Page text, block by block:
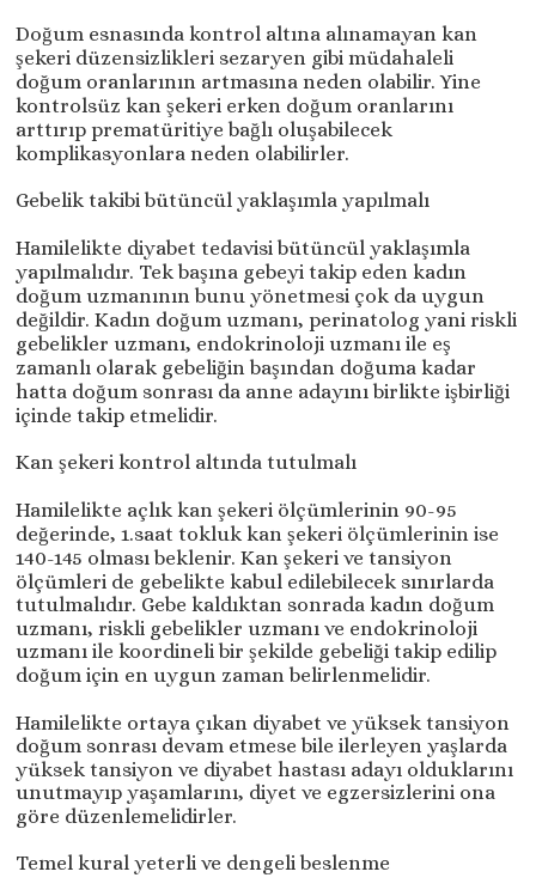
Doğum esnasında kontrol altına alınamayan kan
şekeri düzensizlikleri sezaryen gibi müdahaleli
doğum oranlarının artmasına neden olabilir. Yine
kontrolsüz kan şekeri erken doğum oranlarını
arttırıp prematüritiye bağlı oluşabilecek
komplikasyonlara neden olabilirler.
Gebelik takibi bütüncül yaklaşımla yapılmalı
Hamilelikte diyabet tedavisi bütüncül yaklaşımla
yapılmalıdır. Tek başına gebeyi takip eden kadın
doğum uzmanının bunu yönetmesi çok da uygun
değildir. Kadın doğum uzmanı, perinatolog yani riskli
gebelikler uzmanı, endokrinoloji uzmanı ile eş
zamanlı olarak gebeliğin başından doğuma kadar
hatta doğum sonrası da anne adayını birlikte işbirliği
içinde takip etmelidir.
Kan şekeri kontrol altında tutulmalı
Hamilelikte açlık kan şekeri ölçümlerinin 90-95
değerinde, 1.saat tokluk kan şekeri ölçümlerinin ise
140-145 olması beklenir. Kan şekeri ve tansiyon
ölçümleri de gebelikte kabul edilebilecek sınırlarda
tutulmalıdır. Gebe kaldıktan sonrada kadın doğum
uzmanı, riskli gebelikler uzmanı ve endokrinoloji
uzmanı ile koordineli bir şekilde gebeliği takip edilip
doğum için en uygun zaman belirlenmelidir.
Hamilelikte ortaya çıkan diyabet ve yüksek tansiyon
doğum sonrası devam etmese bile ilerleyen yaşlarda
yüksek tansiyon ve diyabet hastası adayı olduklarını
unutmayıp yaşamlarını, diyet ve egzersizlerini ona
göre düzenlemelidirler.
Temel kural yeterli ve dengeli beslenme